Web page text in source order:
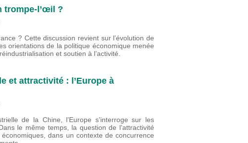
trompe-l’œil ?
? Cette discussion revient sur l’évolution de
orientations de la politique économique menée
et soutien à l’activité.
et attractivité : l’Europe à
de la Chine, l’Europe s’interroge sur les
le même temps, la question de l’attractivité
dans un contexte de concurrence